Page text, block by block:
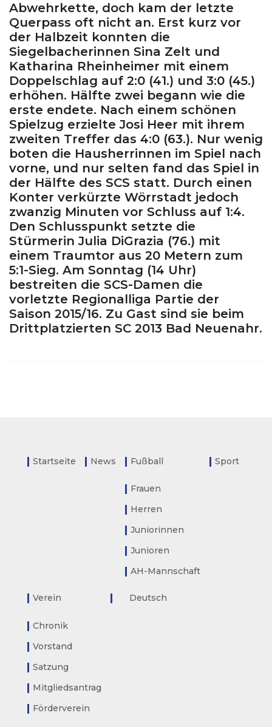
Abwehrkette, doch kam der letzte
Querpass oft nicht an. Erst kurz vor
der Halbzeit konnten die
Siegelbacherinnen Sina Zelt und
Katharina Rheinheimer mit einem
Doppelschlag auf 2:0 (41.) und 3:0 (45.)
erhöhen. Hälfte zwei begann wie die
erste endete. Nach einem schönen
Spielzug erzielte Josi Heer mit ihrem
zweiten Treffer das 4:0 (63.). Nur wenig
boten die Hausherrinnen im Spiel nach
vorne, und nur selten fand das Spiel in
der Hälfte des SCS statt. Durch einen
Konter verkürzte Wörrstadt jedoch
zwanzig Minuten vor Schluss auf 1:4.
Den Schlusspunkt setzte die
Stürmerin Julia DiGrazia (76.) mit
einem Traumtor aus 20 Metern zum
5:1-Sieg. Am Sonntag (14 Uhr)
bestreiten die SCS-Damen die
vorletzte Regionalliga Partie der
Saison 2015/16. Zu Gast sind sie beim
Drittplatzierten SC 2013 Bad Neuenahr.
Startseite News Fußball
Frauen
Herren
Juniorinnen
Junioren
AH-Mannschaft
Sport
Verein
Chronik
Vorstand
Satzung
Mitgliedsantrag
Förderverein
Deutsch